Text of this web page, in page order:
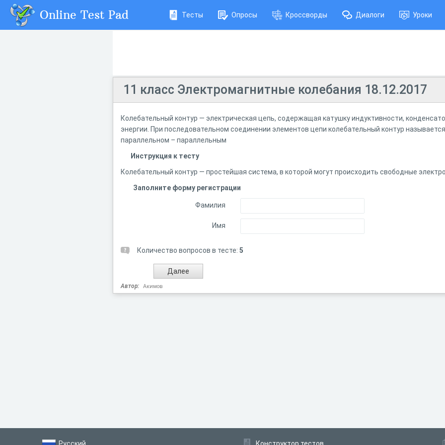
Online Test Pad Тесты Опросы Кроссворды Диалоги Уроки
11 класс Электромагнитные колебания 18.12.2017
Колебательный контур — электрическая цепь, содержащая катушку индуктивности,
энергии. При последовательном соединении элементов цепи колебательный контур
параллельном – параллельным
Инструкция к тесту
Колебательный контур — простейшая система, в которой могут происходить свободные
Заполните форму регистрации
Фамилия
Имя
Количество вопросов в тесте: 5
Автор: Акимов